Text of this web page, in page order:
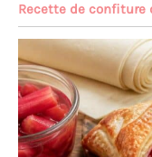
Recette de confiture